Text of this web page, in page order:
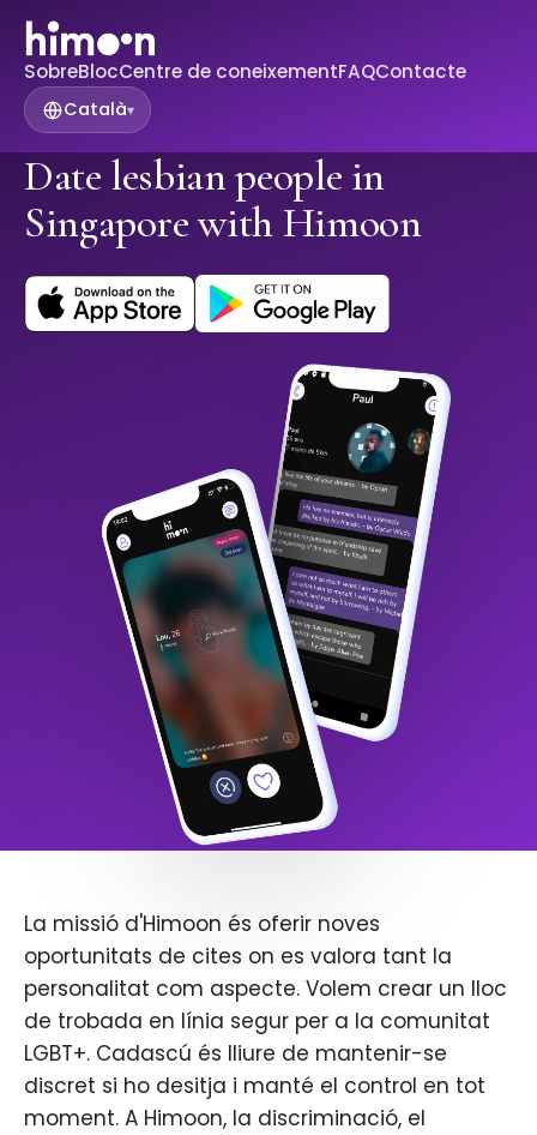
SobreBlocCentre de coneixementFAQContacte
Català▾
Date lesbian people in
Singapore with Himoon
La missió d'Himoon és oferir noves
oportunitats de cites on es valora tant la
personalitat com aspecte. Volem crear un lloc
de trobada en línia segur per a la comunitat
LGBT+. Cadascú és lliure de mantenir-se
discret si ho desitja i manté el control en tot
moment. A Himoon, la discriminació, el